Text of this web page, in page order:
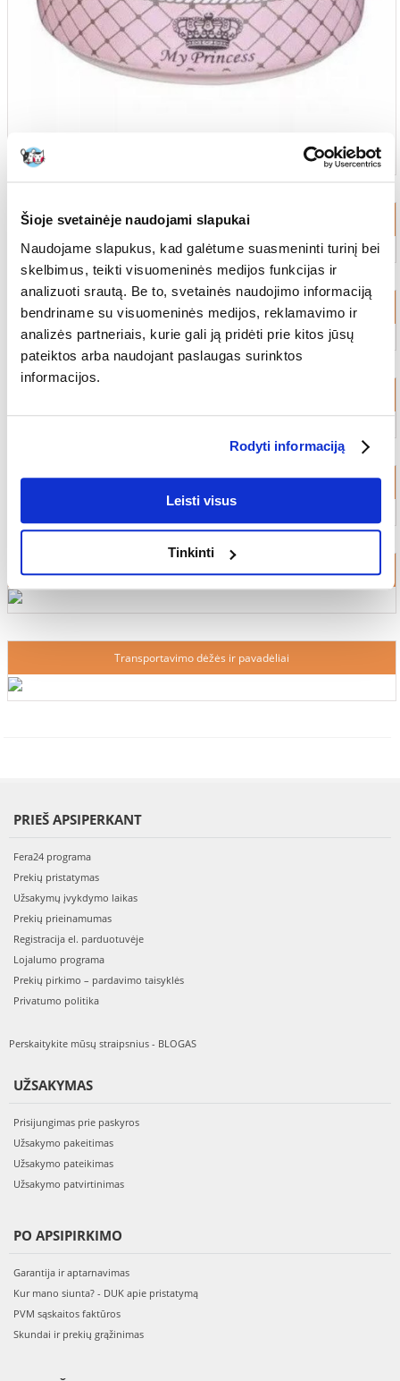
Šioje svetainėje naudojami slapukai
Naudojame slapukus, kad galėtume suasmeninti turinį bei
skelbimus, teikti visuomeninės medijos funkcijas ir
analizuoti srautą. Be to, svetainės naudojimo informaciją
bendriname su visuomeninės medijos, reklamavimo ir
analizės partneriais, kurie gali ją pridėti prie kitos jūsų
pateiktos arba naudojant paslaugas surinktos
informacijos.
Rodyti informaciją
Leisti visus
Tinkinti
Narveliai ir gardai
Narvelių pagrindai
Priežiūra ir grožis
Žaislai
Transportavimo dėžės ir pavadėliai
PRIEŠ APSIPERKANT
Fera24 programa
Prekių pristatymas
Užsakymų įvykdymo laikas
Prekių prieinamumas
Registracija el. parduotuvėje
Lojalumo programa
Prekių pirkimo – pardavimo taisyklės
Privatumo politika
Perskaitykite mūsų straipsnius - BLOGAS
UŽSAKYMAS
Prisijungimas prie paskyros
Užsakymo pakeitimas
Užsakymo pateikimas
Užsakymo patvirtinimas
PO APSIPIRKIMO
Garantija ir aptarnavimas
Kur mano siunta? - DUK apie pristatymą
PVM sąskaitos faktūros
Skundai ir prekių grąžinimas